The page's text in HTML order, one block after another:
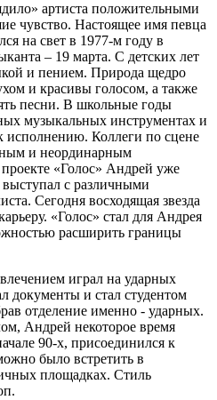
артиста положительными
чувство. Настоящее имя певца
на свет в 1977-м году в
– 19 марта. С детских лет
и пением. Природа щедро
и красивы голосом, а также
песни. В школьные годы
музыкальных инструментах и
исполнению. Коллеги по сцене
и неординарным
«Голос» Андрей уже
с различными
Сегодня восходящая звезда
«Голос» стал для Андрея
расширить границы
играл на ударных
документы и стал студентом
отделение именно - ударных.
Андрей некоторое время
90-х, присоединился к
было встретить в
площадках. Стиль